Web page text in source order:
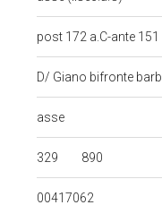
post 172 a.C-ante
D/ Giano bifronte
asse
329 890
00417062